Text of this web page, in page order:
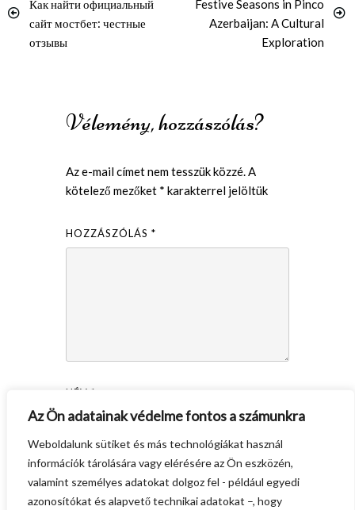
Az Ön adatainak védelme fontos a számunkra
Weboldalunk sütiket és más technológiákat használ
információk tárolására vagy elérésére az Ön eszközén,
valamint személyes adatokat dolgoz fel - például egyedi
azonosítókat és alapvető technikai adatokat –, hogy
Как найти официальный
сайт мостбет: честные
отзывы
Festive Seasons in Pinco
Azerbaijan: A Cultural
Exploration
Vélemény, hozzászólás?
Az e-mail címet nem tesszük közzé.A
kötelező mezőket * karakterrel jelöltük
HOZZÁSZÓLÁS *
NÉV *
E-MAIL CÍM *
HONLAP